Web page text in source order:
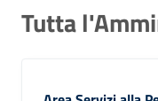
Tutta